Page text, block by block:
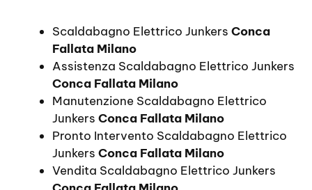
Scaldabagno Elettrico Junkers Conca
Fallata Milano
Assistenza Scaldabagno Elettrico Junkers
Conca Fallata Milano
Manutenzione Scaldabagno Elettrico
Junkers Conca Fallata Milano
Pronto Intervento Scaldabagno Elettrico
Junkers Conca Fallata Milano
Vendita Scaldabagno Elettrico Junkers